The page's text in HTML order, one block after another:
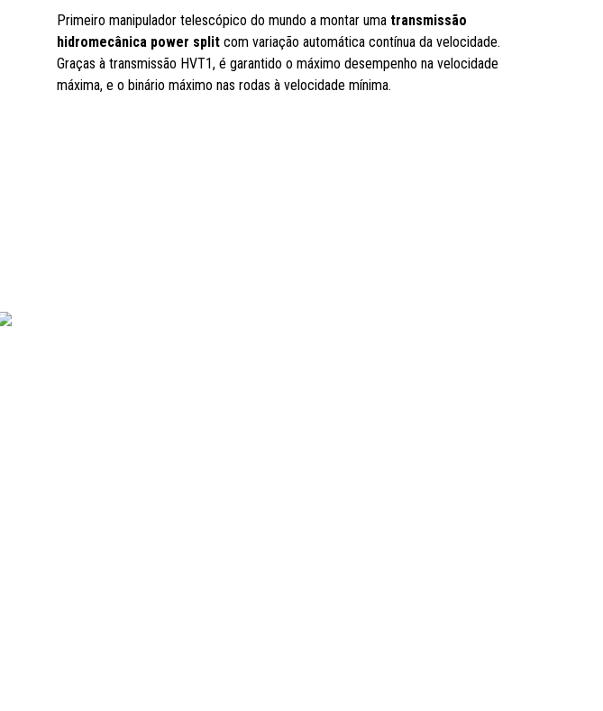
Primeiro manipulador telescópico do mundo a montar uma transmissão
hidromecânica power splitcom variação automática contínua da velocidade.
Graças à transmissão HVT1, é garantido o máximo desempenho na velocidade
máxima, e o binário máximo nas rodas à velocidade mínima.